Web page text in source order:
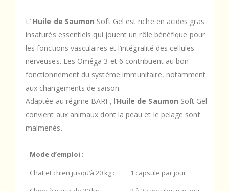
L’ Huile de Saumon Soft Gel est riche en acides gras
insaturés essentiels qui jouent un rôle bénéfique pour
les fonctions vasculaires et l’intégralité des cellules
nerveuses. Les Oméga 3 et 6 contribuent au bon
fonctionnement du système immunitaire, notamment
aux changements de saison.
Adaptée au régime BARF, l’Huile de Saumon Soft Gel
convient aux animaux dont la peau et le pelage sont
malmenés.
Mode d’emploi :
Chat et chien jusqu’à 20 kg :
1 capsule par jour